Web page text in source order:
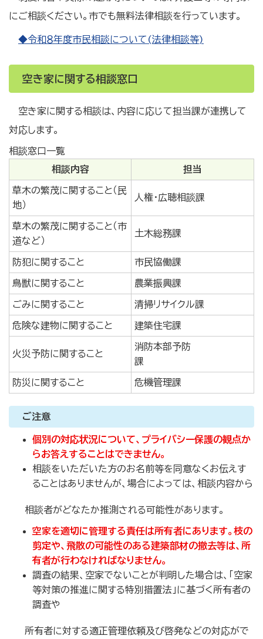
にご相談ください。市でも無料法律相談を行っています。
◆令和８年度市民相談について(法律相談等)
空き家に関する相談窓口
空き家に関する相談は、内容に応じて担当課が連携して
対応します。
相談窓口一覧
相談内容
担当
草木の繁茂に関すること（民
地）
人権・広聴相談課
草木の繁茂に関すること（市
道など）
土木総務課
防犯に関すること 市民協働課
鳥獣に関すること 農業振興課
ごみに関すること 清掃リサイクル課
危険な建物に関すること 建築住宅課
火災予防に関すること
消防本部予防
課
防災に関すること 危機管理課
ご注意
個別の対応状況について、プライバシー保護の観点か
らお答えすることはできません。
相談をいただいた方のお名前等を同意なくお伝えす
ることはありませんが、場合によっては、相談内容から
相談者がどなたか推測される可能性があります。
空家を適切に管理する責任は所有者にあります。枝の
剪定や、飛散の可能性のある建築部材の撤去等は、 所
有者が行わなければなりません。
調査の結果、空家でないことが判明した場合は、「空家
等対策の推進に関する特別措置法」に基づく所有者の
調査や
所有者に対する適正管理依頼及び啓発などの対応がで